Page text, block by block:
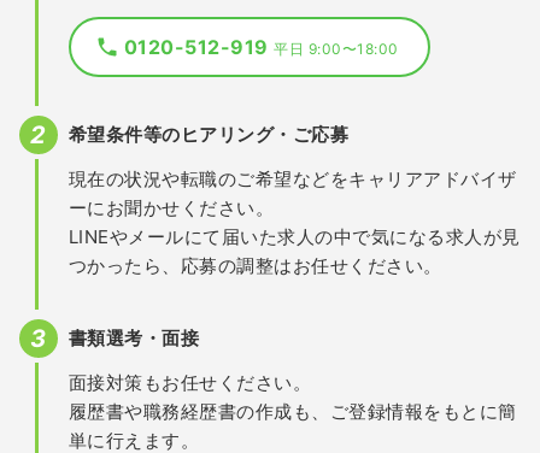
0120-512-919平日 9:00〜18:00
希望条件等のヒアリング・ご応募
現在の状況や転職のご希望などをキャリアアドバイザ
ーにお聞かせください。
LINEやメールにて届いた求人の中で気になる求人が見
つかったら、応募の調整はお任せください。
書類選考・面接
面接対策もお任せください。
履歴書や職務経歴書の作成も、ご登録情報をもとに簡
単に行えます。